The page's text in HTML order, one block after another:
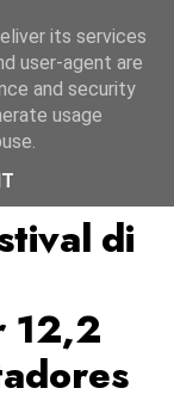
di
12,2
its services
user-agent are
and security
usage